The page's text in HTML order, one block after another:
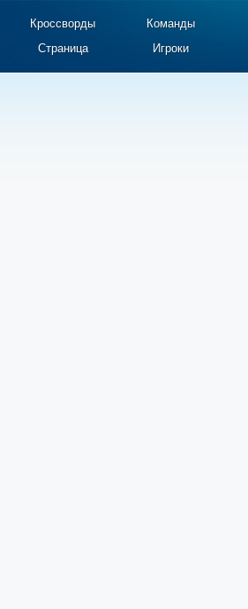
Кроссворды
Команды
Страница
Игроки